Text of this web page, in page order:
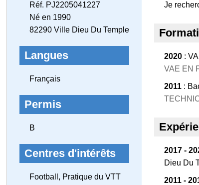
Réf. PJ2205041227
Né en 1990
82290 Ville Dieu Du Temple
Langues
Français
Permis
B
Centres d'intérêts
Football, Pratique du VTT
Je
2020 :
VAE EN
2011 :
2017 -
Dieu Du
2011 -